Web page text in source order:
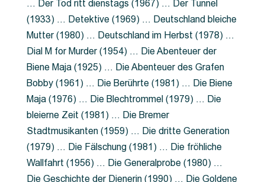
… Der Tod ritt dienstags (1967) … Der Tunnel
(1933) … Detektive (1969) … Deutschland bleiche
Mutter (1980) … Deutschland im Herbst (1978) …
Dial M for Murder (1954) … Die Abenteuer der
Biene Maja (1925) … Die Abenteuer des Grafen
Bobby (1961) … Die Berührte (1981) … Die Biene
Maja (1976) … Die Blechtrommel (1979) … Die
bleierne Zeit (1981) … Die Bremer
Stadtmusikanten (1959) … Die dritte Generation
(1979) … Die Fälschung (1981) … Die fröhliche
Wallfahrt (1956) … Die Generalprobe (1980) …
Die Geschichte der Dienerin (1990) … Die Goldene